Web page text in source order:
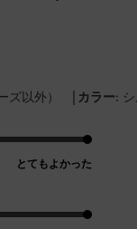
ズ以外） | カラー:
とてもよかった